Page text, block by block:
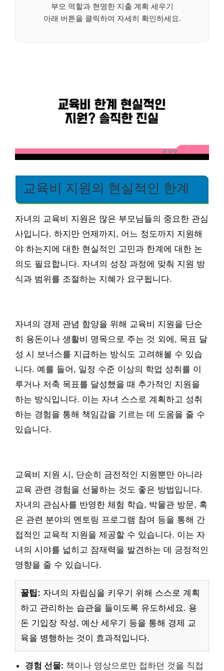
부모 역할과 현명한 지출 계획 세우기
아래 버튼을 클릭하여 자세히 확인하세요.
교육비 지원의 현실적인 한계
자녀의 교육비 지원은 많은 부모님들의 중요한 관심
사입니다. 하지만 언제까지, 어느 정도까지 지원해
야 하는지에 대한 현실적인 고민과 한계에 대한 논
의도 필요합니다. 자녀의 성장 과정에 맞춰 지원 방
식과 범위를 조절하는 지혜가 요구됩니다.
자녀의 경제 관념 함양을 위해 교육비 지원을 단순
히 용돈이나 생활비 명목으로 주는 것 외에, 목표 달
성 시 보너스를 지급하는 방식도 고려해볼 수 있습
니다. 예를 들어, 일정 수준 이상의 학업 성취를 이
루거나 저축 목표를 달성했을 때 추가적인 지원을
하는 방식입니다. 이는 자녀 스스로 계획하고 성취
하는 경험을 통해 책임감을 기르는 데 도움을 줄 수
있습니다.
교육비 지원 시, 단순히 금전적인 지원뿐만 아니라
교육 관련 경험을 선물하는 것도 좋은 방법입니다.
자녀의 관심사를 반영한 체험 학습, 박물관 방문, 혹
은 관련 분야의 멘토링 프로그램 참여 등을 통해 간
접적인 교육적 지원을 제공할 수 있습니다. 이는 자
녀의 시야를 넓히고 잠재력을 발견하는 데 긍정적인
영향을 줄 수 있습니다.
꿀팁: 자녀의 자립심을 키우기 위해 스스로 계획
하고 관리하는 습관을 들이도록 유도하세요. 용
돈 기입장 작성, 예산 세우기 등을 통해 경제 교
육을 병행하는 것이 효과적입니다.
경험 선물: 책이나 영상으로만 접하던 것을 직접